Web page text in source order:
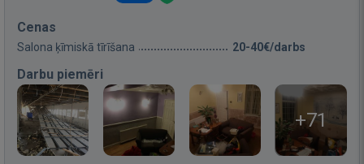
Cenas
Salona ķīmiskā tīrīšana 20-40€/darbs
Darbu piemēri
+71